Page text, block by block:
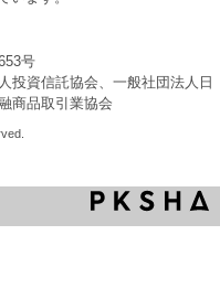
号
資信託協会、一般社団法人日
商品取引業協会